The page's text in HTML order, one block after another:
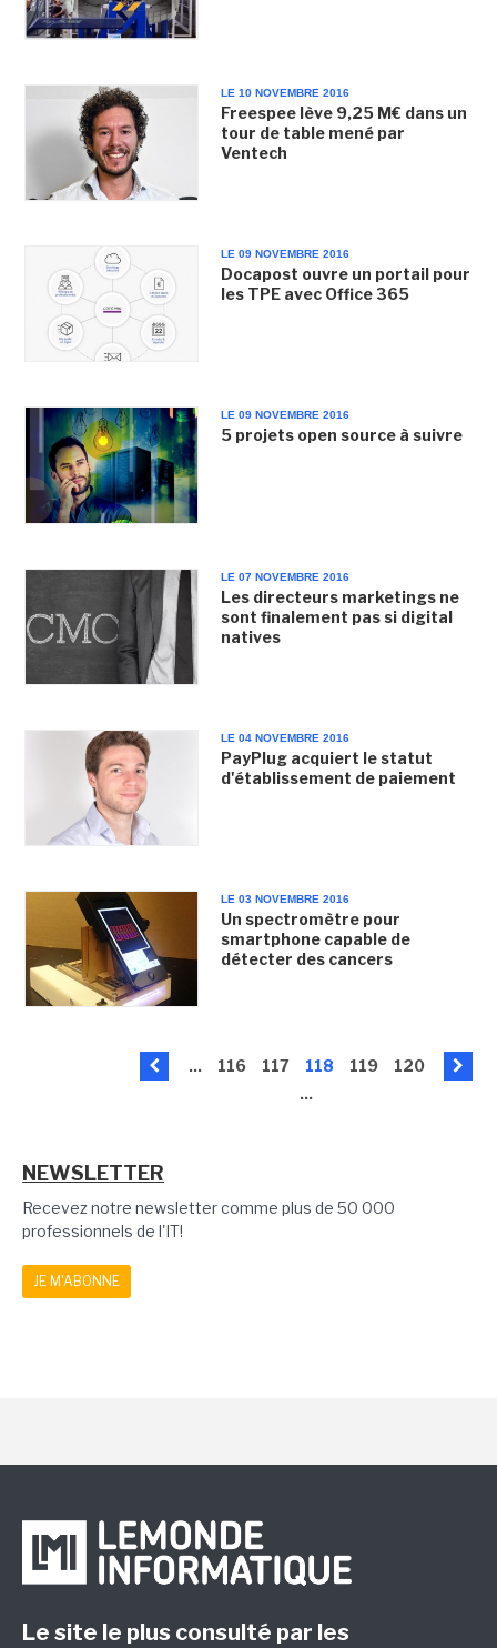
LE 10 NOVEMBRE 2016
Freespee lève 9,25 M€ dans un
tour de table mené par
Ventech
LE 09 NOVEMBRE 2016
Docapost ouvre un portail pour
les TPE avec Office 365
LE 09 NOVEMBRE 2016
5 projets open source à suivre
LE 07 NOVEMBRE 2016
Les directeurs marketings ne
sont finalement pas si digital
natives
LE 04 NOVEMBRE 2016
PayPlug acquiert le statut
d'établissement de paiement
LE 03 NOVEMBRE 2016
Un spectromètre pour
smartphone capable de
détecter des cancers
... 116 117 118 119
120
...
NEWSLETTER
Recevez notre newsletter comme plus de 50 000
professionnels de l'IT!
JE M'ABONNE
Le site le plus consulté par les